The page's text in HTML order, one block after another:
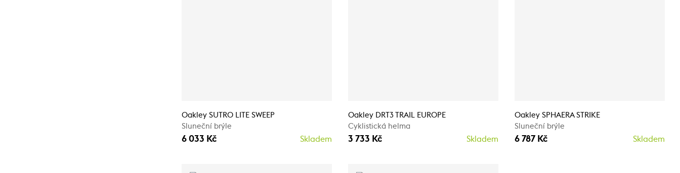
Oakley SUTRO LITE SWEEP
Sluneční brýle
6 033 Kč Skladem
Oakley DRT3 TRAIL EUROPE
Cyklistická helma
3 733 Kč Skladem
Oakley SPHAERA STRIKE
Sluneční brýle
6 787 Kč Skladem